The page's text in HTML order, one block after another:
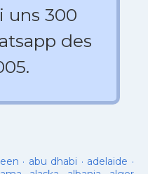
uns 300
des
· abu dhabi · adelaide ·